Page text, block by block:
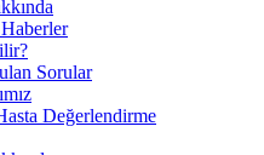
Sorular
Değerlendirme